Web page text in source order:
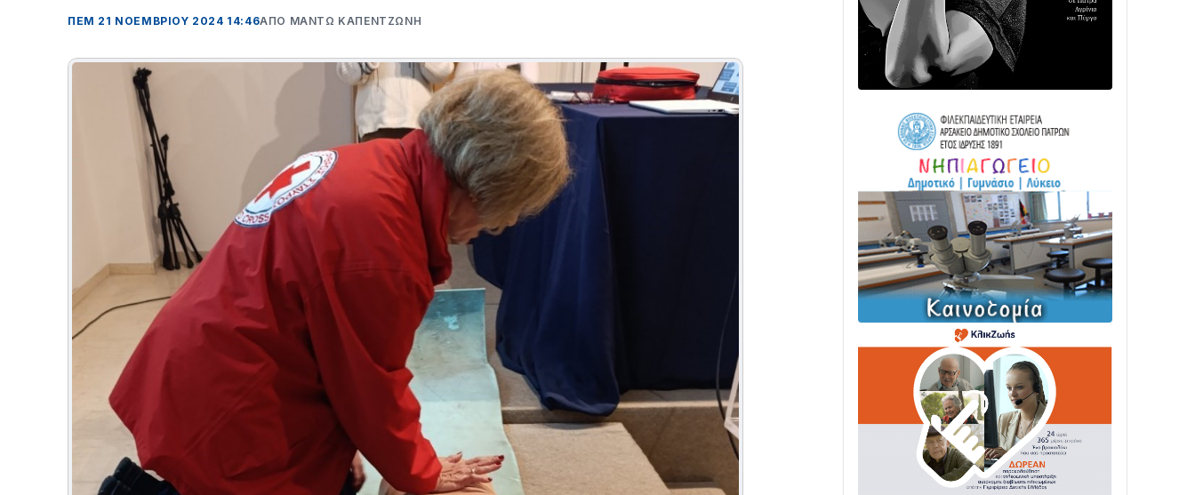
ΠΕΜ 21 ΝΟΕΜΒΡΊΟΥ 2024 14:46ΑΠΌ ΜΑΝΤΩ ΚΑΠΕΝΤΖΩΝΗ